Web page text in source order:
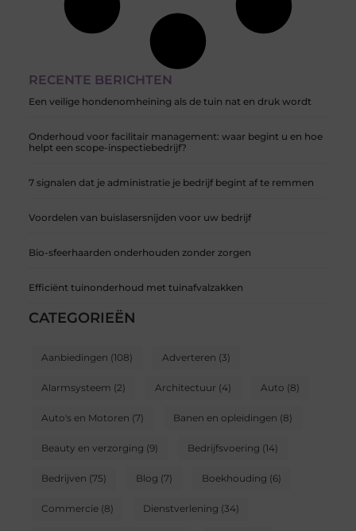
RECENTE BERICHTEN
Een veilige hondenomheining als de tuin nat en druk wordt
Onderhoud voor facilitair management: waar begint u en hoe
helpt een scope-inspectiebedrijf?
7 signalen dat je administratie je bedrijf begint af te remmen
Voordelen van buislasersnijden voor uw bedrijf
Bio-sfeerhaarden onderhouden zonder zorgen
Efficiënt tuinonderhoud met tuinafvalzakken
CATEGORIEËN
Aanbiedingen (108) Adverteren (3)
Alarmsysteem (2) Architectuur (4) Auto (8)
Auto's en Motoren (7) Banen en opleidingen (8)
Beauty en verzorging (9) Bedrijfsvoering (14)
Bedrijven (75) Blog (7) Boekhouding (6)
Commercie(8) Dienstverlening (34)